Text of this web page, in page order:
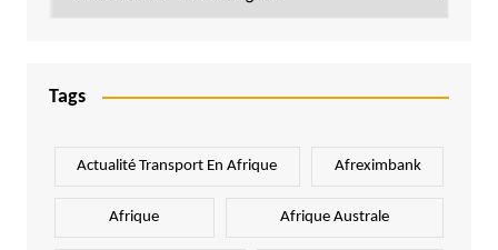
Tags
Actualité Transport En Afrique Afreximbank
Afrique Afrique Australe